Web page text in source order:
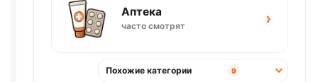
Аптека
часто смотрят ›
Похожие категории 9